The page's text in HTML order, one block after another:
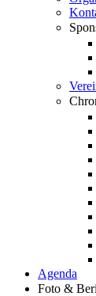
Agenda
Foto &